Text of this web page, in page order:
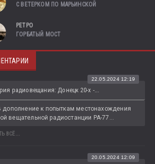
С ВЕТЕРКОМ ПО МАРЬИНСКОЙ
РЕТРО
ГОРБАТЫЙ МОСТ
радиовещания: Донецк 20-х -...
22.05.2024 12:19
дополнение к попыткам местонахождения
вещательной радиостанции РА-77...
ВСЁ...
20.05.2024 12:09